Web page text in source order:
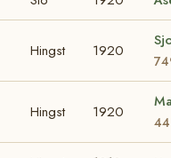
Hingst 1920
Hingst 1920